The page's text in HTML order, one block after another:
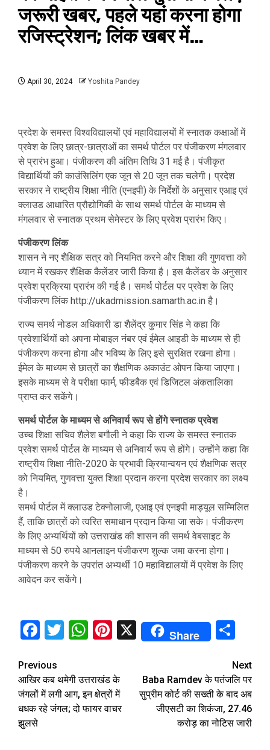
जरूरी खबर, पहले यहां करना होगा
रजिस्‍ट्रेशन; लिंक खबर में…
April 30, 2024 Yoshita Pandey
प्रदेश के समस्त विश्वविद्यालयों एवं महाविद्यालयों में स्नातक कक्षाओं में
प्रवेश के लिए छात्र-छात्राओं का समर्थ पोर्टल पर पंजीकरण मंगलवार
से प्रारंभ हुआ। पंजीकरण की अंतिम तिथि 31 मई है। पंजीकृत
विद्यार्थियों की काउंसिलिंग एक जून से 20 जून तक चलेगी। प्रदेश
सरकार ने राष्ट्रीय शिक्षा नीति (एनइपी) के निर्देशों के अनुसार एआइ एवं
क्लाउड आधारित प्रौद्योगिकी के साथ समर्थ पोर्टल के माध्यम से
मंगलवार से स्नातक प्रथम सेमेस्टर के लिए प्रवेश प्रारंभ किए।
पंजीकरण लिंक
शासन ने नए शैक्षिक सत्र को नियमित करने और शिक्षा की गुणवत्ता को
ध्यान में रखकर शैक्षिक कैलेंडर जारी किया है। इस कैलेंडर के अनुसार
प्रवेश प्रक्रिया प्रारंभ की गई है। समर्थ पोर्टल पर प्रवेश के लिए
पंजीकरण लिंक http://ukadmission.samarth.ac.in है।
राज्य समर्थ नोडल अधिकारी डा शैलेंद्र कुमार सिंह ने कहा कि
प्रवेशार्थियों को अपना मोबाइल नंबर एवं ईमेल आइडी के माध्यम से ही
पंजीकरण करना होगा और भविष्य के लिए इसे सुरक्षित रखना होगा।
ईमेल के माध्यम से छात्रों का शैक्षणिक अकाउंट ओपन किया जाएगा।
इसके माध्यम से वे परीक्षा फार्म, फीडबैक एवं डिजिटल अंकतालिका
प्राप्त कर सकेंगे।
समर्थ पोर्टल के माध्यम से अनिवार्य रूप से होंगे स्नातक प्रवेश
उच्च शिक्षा सचिव शैलेश बगौली ने कहा कि राज्य के समस्त स्नातक
प्रवेश समर्थ पोर्टल के माध्यम से अनिवार्य रूप से होंगे। उन्होंने कहा कि
राष्ट्रीय शिक्षा नीति-2020 के प्रभावी क्रियान्वयन एवं शैक्षणिक सत्र
को नियमित, गुणवत्ता युक्त शिक्षा प्रदान करना प्रदेश सरकार का लक्ष्य
है।
समर्थ पोर्टल में क्लाउड टेक्नोलाजी, एआइ एवं एनइपी माड्यूल सम्मिलित
हैं, ताकि छात्रों को त्वरित समाधान प्रदान किया जा सके। पंजीकरण
के लिए अभ्यर्थियों को उत्तराखंड की शासन की समर्थ वेबसाइट के
माध्यम से 50 रुपये आनलाइन पंजीकरण शुल्क जमा करना होगा।
पंजीकरण करने के उपरांत अभ्यर्थी 10 महाविद्यालयों में प्रवेश के लिए
आवेदन कर सकेंगे।
Facebook
Twitter
WhatsApp
Pinterest
X Share
Continue
Reading
Previous
आखिर कब थमेगी उत्तराखंड के
जंगलों में लगी आग, इन क्षेत्रों में
धधक रहे जंगल; दो फायर वाचर
झुलसे
Next
Baba Ramdev के पतंजलि पर
सुप्रीम कोर्ट की सख्ती के बाद अब
जीएसटी का शिकंजा, 27.46
करोड़ का नोटिस जारी